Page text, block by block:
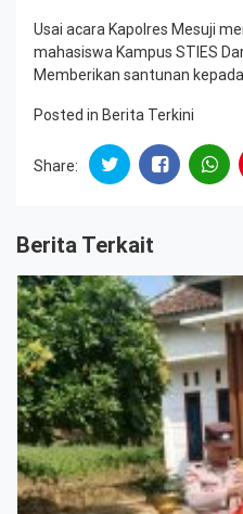
Usai acara Kapolres Mesuji
mahasiswa Kampus STIES
Memberikan santunan
Posted in Berita Terkini
Share:
Berita Terkait